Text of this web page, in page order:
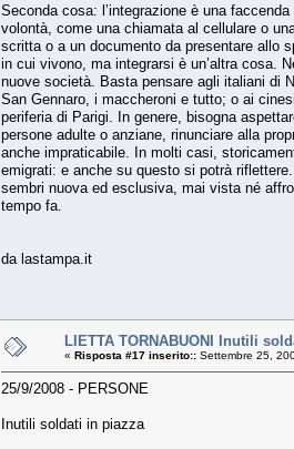
Seconda cosa: l’integrazione è una
volontà, come una chiamata al cellulare o
scritta o a un documento da presentare allo
in cui vivono, ma integrarsi è un’altra cosa.
nuove società. Basta pensare agli italiani di
San Gennaro, i maccheroni e tutto; o ai
periferia di Parigi. In genere, bisogna
persone adulte o anziane, rinunciare alla
anche impraticabile. In molti casi,
emigrati: e anche su questo si potrà
sembri nuova ed esclusiva, mai vista né
tempo fa.
da lastampa.it
LIETTA TORNABUONI Inutili
« Risposta #17 inserito:: Settembre 25,
25/9/2008 - PERSONE
Inutili soldati in piazza